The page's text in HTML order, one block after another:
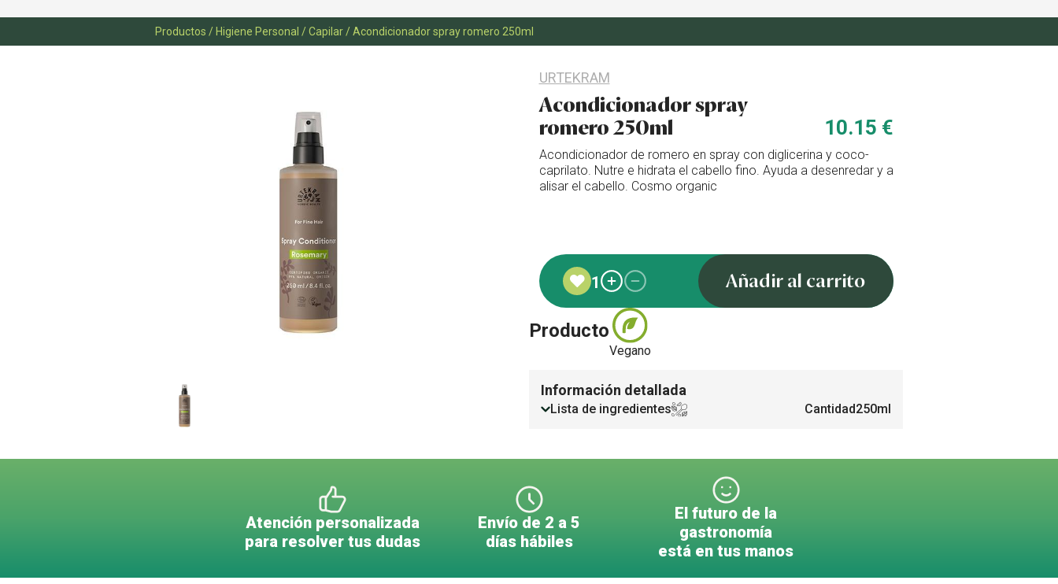
Productos /Higiene Personal /Capilar /Acondicionador spray romero 250ml
URTEKRAM
Acondicionador spray
romero 250ml
10.15 €
Acondicionador de romero en spray con diglicerina y coco-
caprilato. Nutre e hidrata el cabello fino. Ayuda a desenredar y a
alisar el cabello. Cosmo organic
1 Añadir al carrito
Producto
Vegano
Información detallada
Cantidad250ml
Lista de ingredientes
Atención personalizada
para resolver tus dudas
Envío de 2 a 5
días hábiles
El futuro de la
gastronomía
está en tus manos